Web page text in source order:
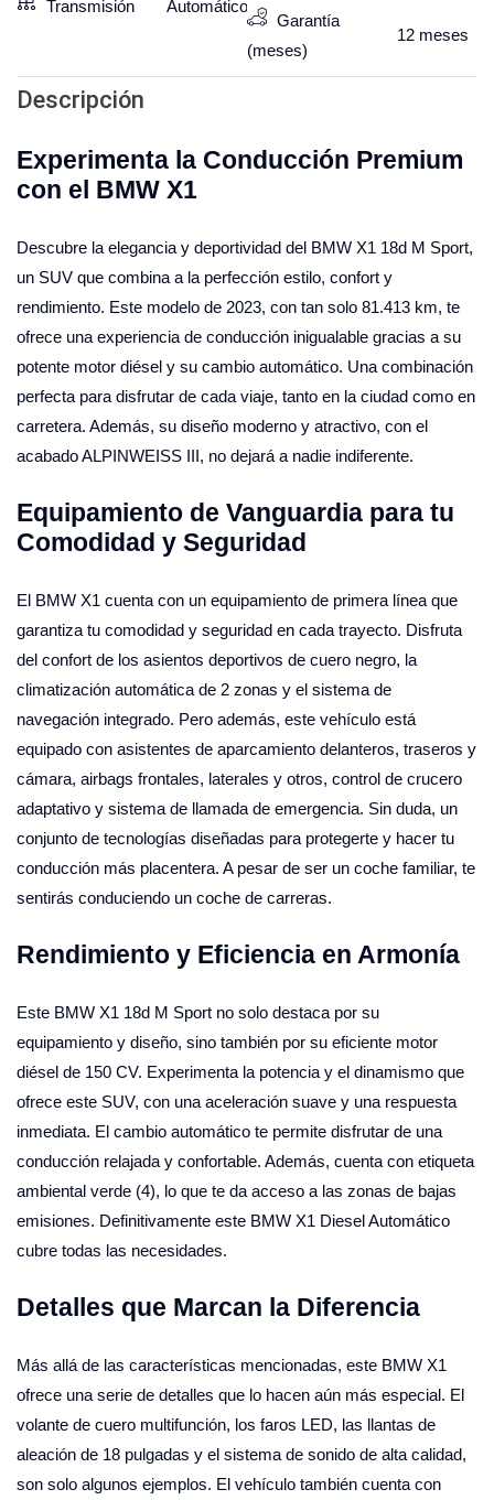
Transmisión Automático
Garantía
(meses)
12 meses
Descripción
Experimenta la Conducción Premium
con el BMW X1
Descubre la elegancia y deportividad del BMW X1 18d M Sport,
un SUV que combina a la perfección estilo, confort y
rendimiento. Este modelo de 2023, con tan solo 81.413 km, te
ofrece una experiencia de conducción inigualable gracias a su
potente motor diésel y su cambio automático. Una combinación
perfecta para disfrutar de cada viaje, tanto en la ciudad como en
carretera. Además, su diseño moderno y atractivo, con el
acabado ALPINWEISS III, no dejará a nadie indiferente.
Equipamiento de Vanguardia para tu
Comodidad y Seguridad
El BMW X1 cuenta con un equipamiento de primera línea que
garantiza tu comodidad y seguridad en cada trayecto. Disfruta
del confort de los asientos deportivos de cuero negro, la
climatización automática de 2 zonas y el sistema de
navegación integrado. Pero además, este vehículo está
equipado con asistentes de aparcamiento delanteros, traseros y
cámara, airbags frontales, laterales y otros, control de crucero
adaptativo y sistema de llamada de emergencia. Sin duda, un
conjunto de tecnologías diseñadas para protegerte y hacer tu
conducción más placentera. A pesar de ser un coche familiar, te
sentirás conduciendo un coche de carreras.
Rendimiento y Eficiencia en Armonía
Este BMW X1 18d M Sport no solo destaca por su
equipamiento y diseño, sino también por su eficiente motor
diésel de 150 CV. Experimenta la potencia y el dinamismo que
ofrece este SUV, con una aceleración suave y una respuesta
inmediata. El cambio automático te permite disfrutar de una
conducción relajada y confortable. Además, cuenta con etiqueta
ambiental verde (4), lo que te da acceso a las zonas de bajas
emisiones. Definitivamente este BMW X1 Diesel Automático
cubre todas las necesidades.
Detalles que Marcan la Diferencia
Más allá de las características mencionadas, este BMW X1
ofrece una serie de detalles que lo hacen aún más especial. El
volante de cuero multifunción, los faros LED, las llantas de
aleación de 18 pulgadas y el sistema de sonido de alta calidad,
son solo algunos ejemplos. El vehículo también cuenta con